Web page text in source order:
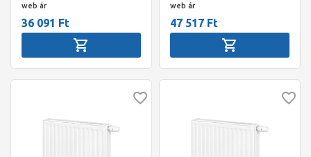
web ár
36 091 Ft
web ár
47 517 Ft